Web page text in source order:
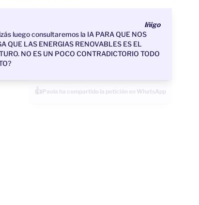
Iñigo
luego consultaremos la IA PARA QUE NOS
QUE LAS ENERGIAS RENOVABLES ES EL
NO ES UN POCO CONTRADICTORIO TODO
👍Paola acaba de firmar la petición